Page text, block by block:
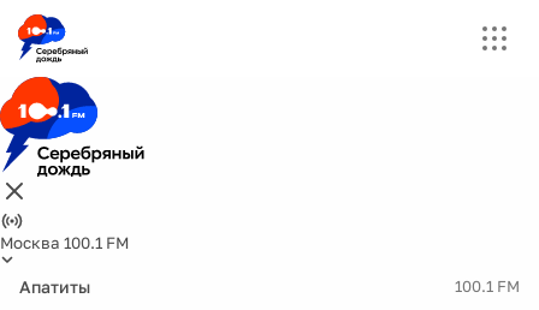
Москва 100.1 FM
Апатиты 100.1 FM